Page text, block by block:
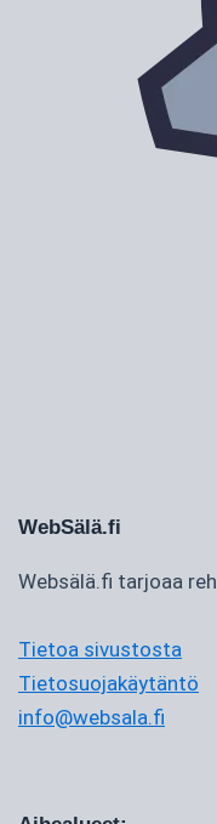
WebSälä.fi
Websälä.fi tarjoaa
Tietoa sivustosta
Tietosuojakäytäntö
info@websala.fi